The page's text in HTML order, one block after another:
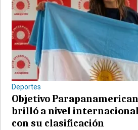
Deportes
Objetivo
brilló a nivel
con su clasificación